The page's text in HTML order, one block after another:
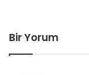
Bir Yorum